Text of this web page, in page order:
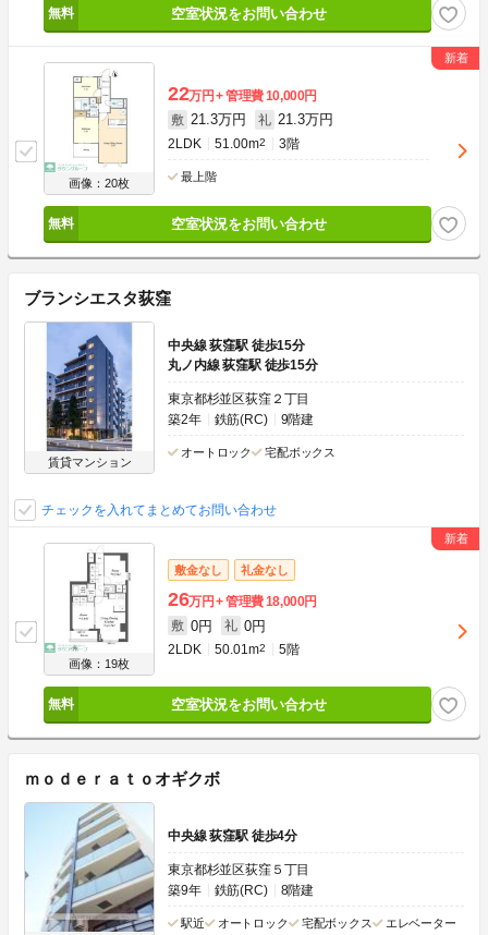
空室状況をお問い合わせ
画像：20枚
22万円 管理費10,000円
敷 21.3万円 礼 21.3万円
2LDK 51.00m2 3階
最上階
空室状況をお問い合わせ
ブランシエスタ荻窪
賃貸マンション
中央線 荻窪駅 徒歩15分
丸ノ内線 荻窪駅 徒歩15分
東京都杉並区荻窪２丁目
築2年
鉄筋(RC) 9階建
オートロック 宅配ボックス
チェックを入れてまとめてお問い合わせ
画像：19枚
敷金なし 礼金なし
26万円 管理費18,000円
敷 0円 礼 0円
2LDK 50.01m2 5階
空室状況をお問い合わせ
ｍｏｄｅｒａｔｏオギクボ
中央線 荻窪駅 徒歩4分
東京都杉並区荻窪５丁目
築9年
鉄筋(RC) 8階建
駅近 オートロック 宅配ボックス エレベーター